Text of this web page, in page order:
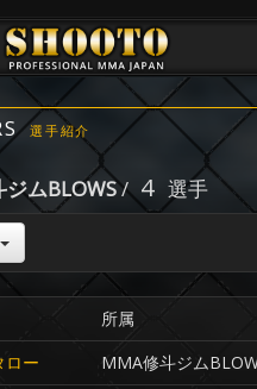
選手紹介
ムBLOWS/ 4 選手
所属
ロー
MMA修斗ジム